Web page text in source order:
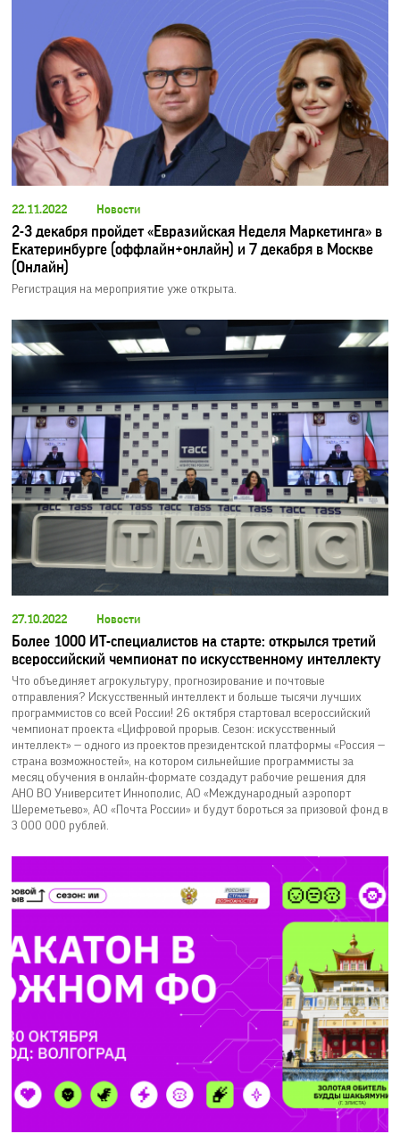
22.11.2022 Новости
2-3 декабря пройдет «Евразийская Неделя Маркетинга» в
Екатеринбурге (оффлайн+онлайн) и 7 декабря в Москве
(Онлайн)
Регистрация на мероприятие уже открыта.
27.10.2022 Новости
Более 1000 ИТ-специалистов на старте: открылся третий
всероссийский чемпионат по искусственному интеллекту
Что объединяет агрокультуру, прогнозирование и почтовые
отправления? Искусственный интеллект и больше тысячи лучших
программистов со всей России! 26 октября стартовал всероссийский
чемпионат проекта «Цифровой прорыв. Сезон: искусственный
интеллект» — одного из проектов президентской платформы «Россия —
страна возможностей», на котором сильнейшие программисты за
месяц обучения в онлайн-формате создадут рабочие решения для
АНО ВО Университет Иннополис, АО «Международный аэропорт
Шереметьево», АО «Почта России» и будут бороться за призовой фонд в
3 000 000 рублей.